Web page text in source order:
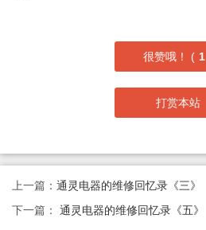
很赞哦！ ( 1
打赏本站
上一篇： 通灵电器的维修回忆录《三》
下一篇：
通灵电器的维修回忆录《五》